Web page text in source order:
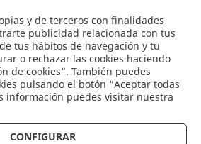
y de terceros con finalidades
publicidad relacionada con tus
tus hábitos de navegación y tu
o rechazar las cookies haciendo
de cookies”. También puedes
pulsando el botón “Aceptar todas
información puedes visitar nuestra
CONFIGURAR
0
)
Ordenar por precio